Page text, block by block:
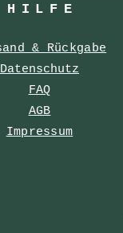
HILF E
& Rückgabe
Datenschutz
FAQ
AGB
Impressum